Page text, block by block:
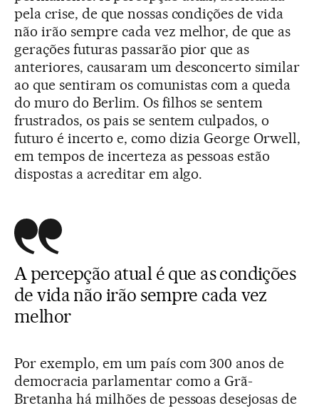
pela crise, de que nossas condições de vida
não irão sempre cada vez melhor, de que as
gerações futuras passarão pior que as
anteriores, causaram um desconcerto similar
ao que sentiram os comunistas com a queda
do muro do Berlim. Os filhos se sentem
frustrados, os pais se sentem culpados, o
futuro é incerto e, como dizia George Orwell,
em tempos de incerteza as pessoas estão
dispostas a acreditar em algo.
A percepção atual é que as condições
de vida não irão sempre cada vez
melhor
Por exemplo, em um país com 300 anos de
democracia parlamentar como a Grã-
Bretanha há milhões de pessoas desejosas de